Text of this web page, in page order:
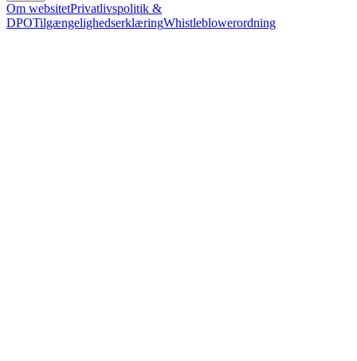
Om websitetPrivatlivspolitik &
DPOTilgængelighedserklæringWhistleblowerordning